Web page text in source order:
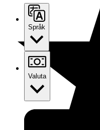
Språk
Valuta